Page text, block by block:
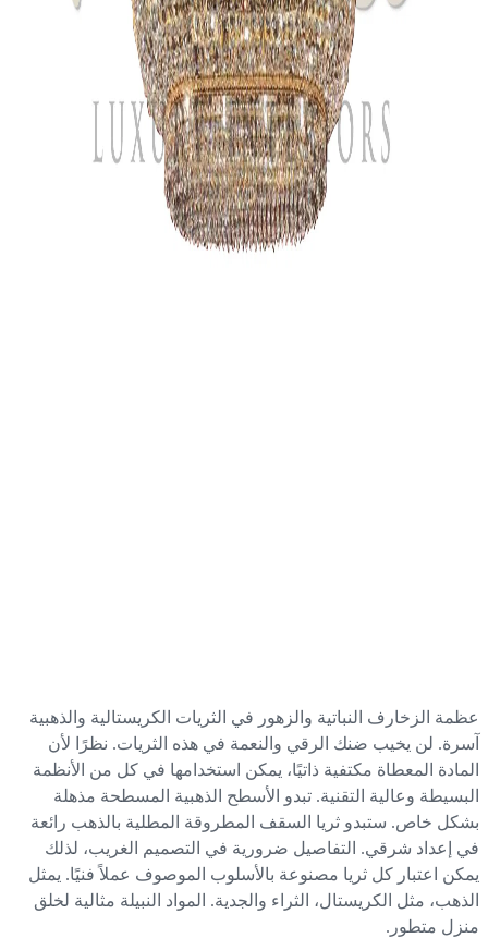
الزخارف النباتية والزهور في الثريات الكريستالية والذهبية
لن يخيب ضنك الرقي والنعمة في هذه الثريات. نظرًا لأن
المعطاة مكتفية ذاتيًا، يمكن استخدامها في كل من الأنظمة
وعالية التقنية. تبدو الأسطح الذهبية المسطحة مذهلة
خاص. ستبدو ثريا السقف المطروقة المطلية بالذهب رائعة
إعداد شرقي. التفاصيل ضرورية في التصميم الغريب، لذلك
اعتبار كل ثريا مصنوعة بالأسلوب الموصوف عملاً فنيًا. يمثل
مثل الكريستال، الثراء والجدية. المواد النبيلة مثالية لخلق
متطور.